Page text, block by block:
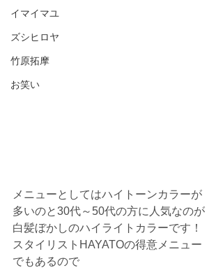
イマイマユ
ズシヒロヤ
竹原拓摩
お笑い
メニューとしてはハイトーンカラーが
多いのと30代～50代の方に人気なのが
白髪ぼかしのハイライトカラーです！
スタイリストHAYATOの得意メニュー
でもあるので